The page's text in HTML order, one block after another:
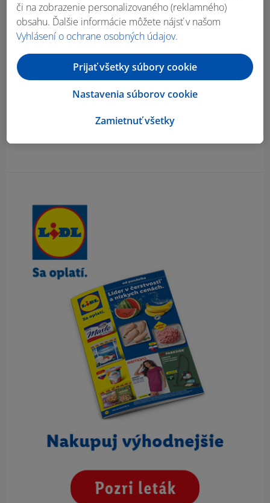
259€
či na zobrazenie personalizovaného (reklamného)
obsahu. Ďalšie informácie môžete nájsť v našom
Vyhlásení o ochrane osobných údajov.
Zamietnuť všetky
Nastavenia súborov cookie
Prijať všetky súbory cookie